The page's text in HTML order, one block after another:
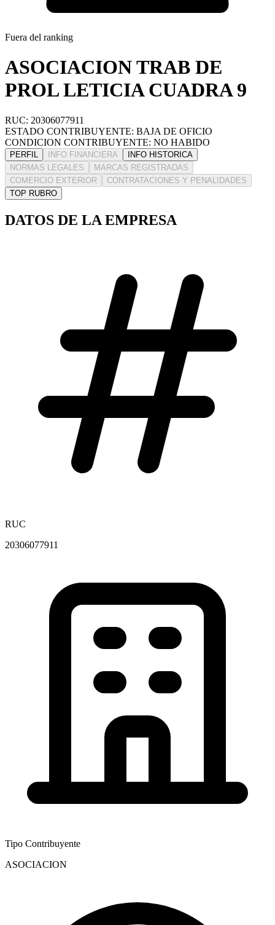
Fuera del ranking
ASOCIACION TRAB DE
PROL LETICIA CUADRA 9
RUC: 20306077911
ESTADO CONTRIBUYENTE: BAJA DE OFICIO
CONDICION CONTRIBUYENTE: NO HABIDO
PERFIL INFO FINANCIERA
INFO HISTORICA
NORMAS LEGALES
MARCAS REGISTRADAS
COMERCIO EXTERIOR
CONTRATACIONES Y PENALIDADES
TOP RUBRO
DATOS DE LA EMPRESA
RUC
20306077911
Tipo Contribuyente
ASOCIACION